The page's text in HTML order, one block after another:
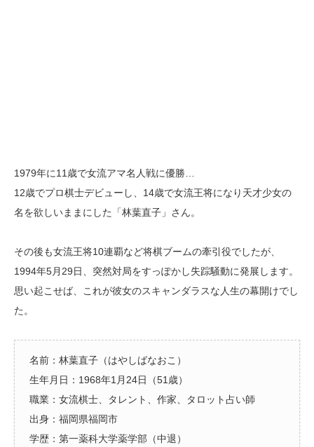
1979年に11歳で女流アマ名人戦に優勝…
12歳でプロ棋士デビューし、14歳で女流王将になり天才少女の
名を欲しいままにした「林葉直子」さん。
その後も女流王将10連覇など将棋ブームの牽引役でしたが、
1994年5月29日、突然対局をすっぽかし失踪騒動に発展します。
思い起こせば、これが彼女のスキャンダラスな人生の幕開けでし
た。
名前：林葉直子（はやしばなおこ）
生年月日：1968年1月24日（51歳）
職業：女流棋士、タレント、作家、タロット占い師
出身：福岡県福岡市
学歴：第一薬科大学薬学部（中退）